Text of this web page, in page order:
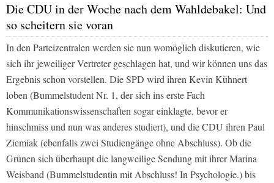
Die CDU in der Woche nach dem Wahldebakel: Und
so scheitern sie voran
In den Parteizentralen werden sie nun womöglich diskutieren, wie
sich ihr jeweiliger Vertreter geschlagen hat, und wir können uns das
Ergebnis schon vorstellen. Die SPD wird ihren Kevin Kühnert
loben (Bummelstudent Nr. 1, der sich ins erste Fach
Kommunikationswissenschaften sogar einklagte, bevor er
hinschmiss und nun was anderes studiert), und die CDU ihren Paul
Ziemiak (ebenfalls zwei Studiengänge ohne Abschluss). Ob die
Grünen sich überhaupt die langweilige Sendung mit ihrer Marina
Weisband (Bummelstudentin mit Abschluss! In Psychologie.) bis